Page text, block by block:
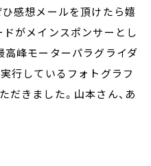
ひ感想メールを頂けたら嬉
ドがメインスポンサーとし
高峰モーターパラグライダ
行しているフォトグラフ
だきました。山本さん、あ